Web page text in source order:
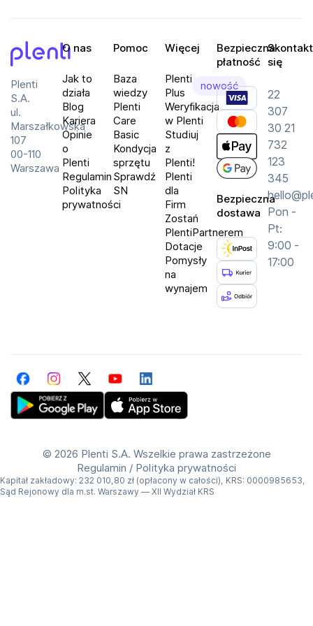
Automatyczny Start/Stop: Tak
Pojemność kosza: 20 litrów
Plenti
S.A.
ul.
Marszałkowska
107
00-110
Warszawa
O nas
Jak to
działa
Blog
Kariera
Opinie
o
Plenti
Regulamin
Polityka
prywatności
Pomoc
Baza
wiedzy
Plenti
Care
Basic
Kondycja
sprzętu
Sprawdź
SN
Więcej
Plenti
Plus
nowość
Weryfikacja
w Plenti
Studiuj
z
Plenti!
Plenti
dla
Firm
Zostań
PlentiPartnerem
Dotacje
Pomysły
na
wynajem
Bezpieczna
płatność
Bezpieczna
dostawa
się
22
307
30 21
732
123
345
Pon -
Pt:
9:00 -
17:00
FacebookInstagramTwitterYouTubeLinkedIn
© 2026 Plenti S.A. Wszelkie prawa zastrzeżone
Regulamin / Polityka prywatności
Kapitał zakładowy: 232 010,80 zł (opłacony w całości), KRS: 0000985653,
Sąd Rejonowy dla m.st. Warszawy — XII Wydział KRS